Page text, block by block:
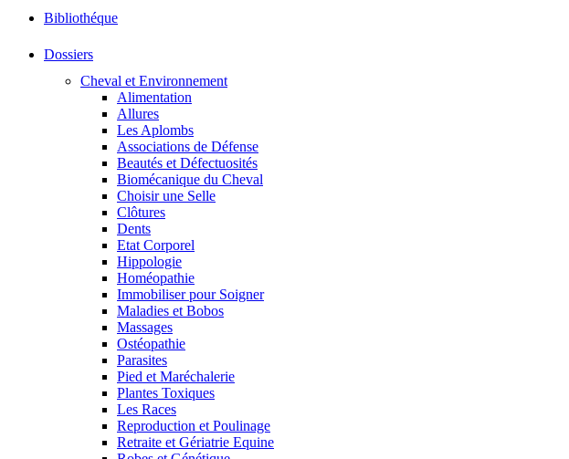
Bibliothéque
Dossiers
Cheval et Environnement
Alimentation
Allures
Les Aplombs
Associations de Défense
Beautés et Défectuosités
Biomécanique du Cheval
Choisir une Selle
Clôtures
Dents
Etat Corporel
Hippologie
Homéopathie
Immobiliser pour Soigner
Maladies et Bobos
Massages
Ostéopathie
Parasites
Pied et Maréchalerie
Plantes Toxiques
Les Races
Reproduction et Poulinage
Retraite et Gériatrie Equine